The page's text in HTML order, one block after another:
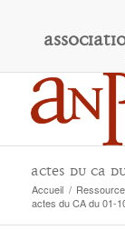
A
actes du CA
Accueil /
actes du CA du 01-